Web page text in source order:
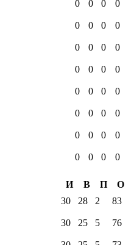
0 0 0 0
0 0 0 0
0 0 0 0
0 0 0 0
0 0 0 0
0 0 0 0
0 0 0 0
0 0 0
0
И В П
О
30 28 2 83
30 25 5 76